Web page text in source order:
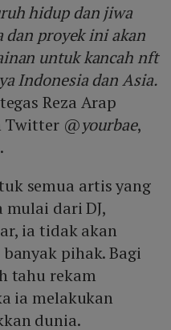
hidup dan jiwa
dan proyek ini akan
untuk kancah nft
Indonesia dan Asia.
Reza Arap
Twitter @yourbae,
semua artis yang
dari DJ,
ia tidak akan
pihak. Bagi
tahu rekam
ia melakukan
dunia.